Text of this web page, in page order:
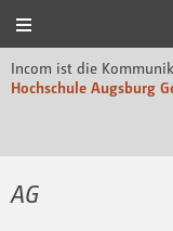
Incom ist die
Hochschule Augsburg
AG